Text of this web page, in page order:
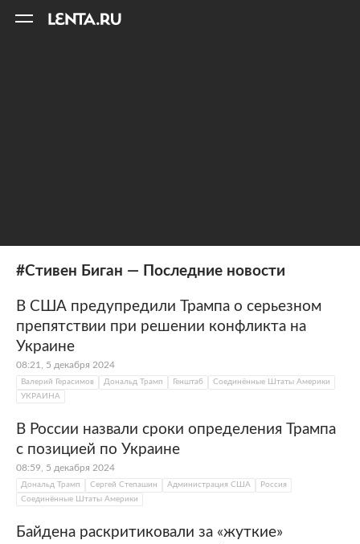
#Стивен Биган — Последние новости
В США предупредили Трампа о серьезном
препятствии при решении конфликта на
Украине
08:21, 5 декабря 2024
Валерий Герасимов Дональд Трамп Генштаб
Соединённые Штаты Америки
УКРАИНА
В России назвали сроки определения Трампа
с позицией по Украине
08:59, 5 декабря 2024
Дональд Трамп Сергей Степашин Администрация США
Россия
Соединённые Штаты Америки
Байдена раскритиковали за «жуткие»